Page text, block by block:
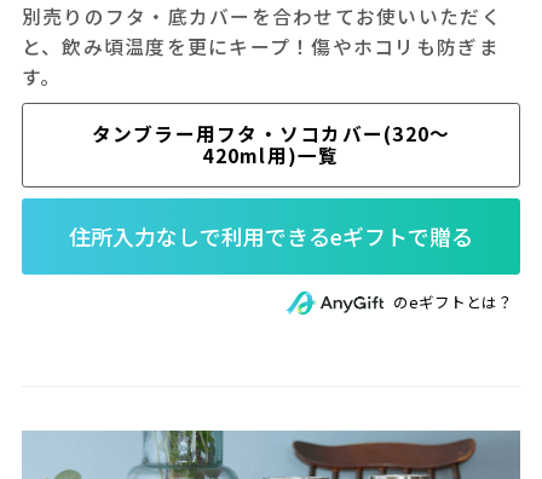
別売りのフタ・底カバーを合わせてお使いいただく
と、飲み頃温度を更にキープ！傷やホコリも防ぎま
す。
タンブラー用フタ・ソコカバー(320～
420ml用)一覧
のeギフトとは？